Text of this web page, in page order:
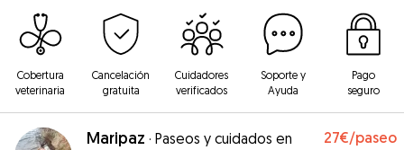
Cobertura
veterinaria
Cancelación
gratuita
Cuidadores
verificados
Soporte y
Ayuda
Pago
seguro
Maripaz · Paseos y cuidados en
27€/paseo